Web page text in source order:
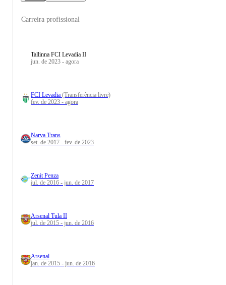
Carreira profissional
Tallinna FCI Levadia II
jun. de 2023 - agora
FCI Levadia (Transferência livre)
fev. de 2023 - agora
Narva Trans
set. de 2017 - fev. de 2023
Zenit Penza
jul. de 2016 - jun. de 2017
Arsenal Tula II
jul. de 2015 - jun. de 2016
Arsenal
jan. de 2015 - jun. de 2016